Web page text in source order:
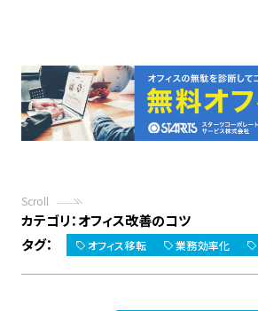
Scroll
カテゴリ：オフィス改善のコツ
タグ：
オフィス移転 業務効率化